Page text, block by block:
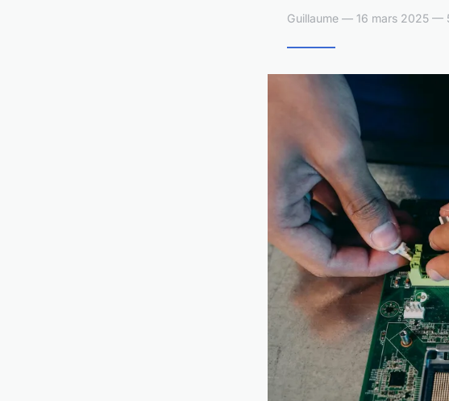
Guillaume — 16 mars 2025 —